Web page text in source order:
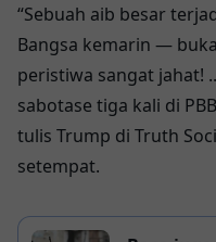
“Sebuah aib besar
Bangsa kemarin —
peristiwa sangat jahat!
sabotase tiga kali di
tulis Trump di Truth
setempat.